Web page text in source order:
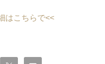
はこちらで<<